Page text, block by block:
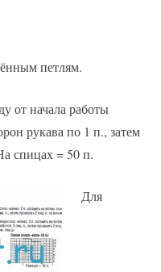
петлям.
от начала работы
рукава по 1 п., затем
спицах = 50 п.
Для